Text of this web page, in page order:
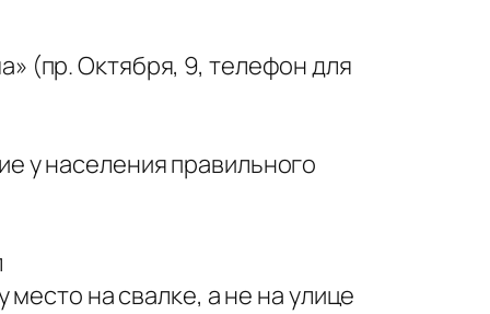
(пр. Октября, 9, телефон для
у населения правильного
на свалке, а не на улице